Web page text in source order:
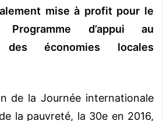
mise à profit pour le
d’appui au
des économies locales
de la Journée internationale
la pauvreté, la 30e en 2016,